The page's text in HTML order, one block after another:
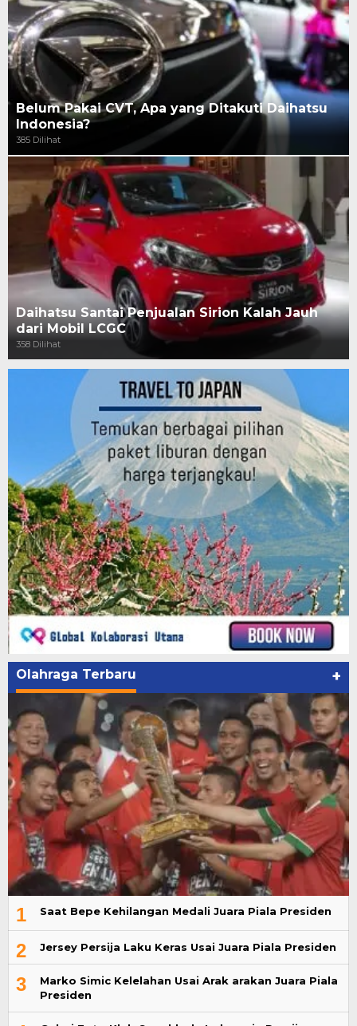
Belum Pakai CVT, Apa yang Ditakuti Daihatsu
Indonesia?
385 Dilihat
Daihatsu Santai Penjualan Sirion Kalah Jauh
dari Mobil LCGC
358 Dilihat
Olahraga Terbaru +
1 Saat Bepe Kehilangan Medali Juara Piala Presiden
2 Jersey Persija Laku Keras Usai Juara Piala Presiden
3
Marko Simic Kelelahan Usai Arak arakan Juara Piala
Presiden